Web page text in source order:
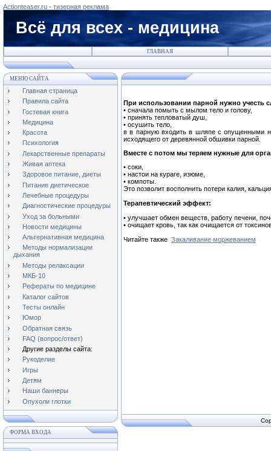
Actionteaser.ru - тизерная реклама
Всё для всех - медицина
ГЛАВНАЯ
МЕНЮ САЙТА
Главная страница
Правила сайта
Гостевая книга
Медицина
Красота
Психология
Лекарственные препараты
Живая аптека
Здоровое питание, диеты
Питание диетическое
Лечебные процедуры
Диагностические процедуры
Уход за больными
Новости медицины
Альтернативная медицина
Методы нормализации
дыхания
Методы релаксации
МКБ-10
Рефераты по медицине
Каталог сайтов
Тесты онлайн
Юмор
Обратная связь
FAQ (вопрос/ответ)
Другие разделы сайта:
Рукоделие
Игры
Детям
Наши баннеры
Опухоли глотки
ФОРМА ВХОДА
При использовании парной нужно учесть
• сначала помыть с мылом тело и голову,
• принять тепловатый душ,
• осушить тело,
в в парную входить в шляпе с опущенными
исходящего от деревянной обшивки парной.
Вместе с потом мы теряем нужные для
• соки,
• настои на кураге, изюме,
• компоты.
Это позволит восполнить потери калия,
Терапевтический эффект:
• улучшает обмен веществ, работу печени,
• очищает кровь, так как очищается от
Читайте также Закаливание моржеванием